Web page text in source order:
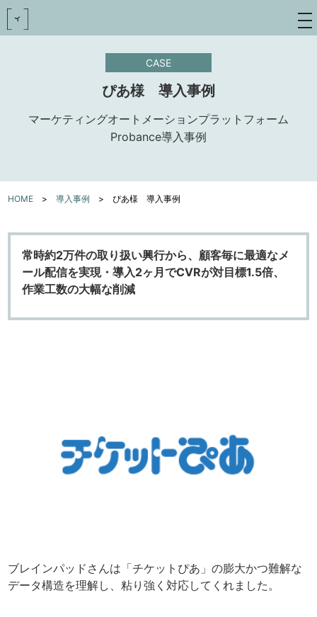
toggle
CASE
ぴあ様 導入事例
マーケティングオートメーションプラットフォーム
Probance導入事例
HOME >導入事例 >ぴあ様 導入事例
常時約2万件の取り扱い興行から、顧客毎に最適なメ
ール配信を実現・導入2ヶ月でCVRが対目標1.5倍、
作業工数の大幅な削減
ブレインパッドさんは「チケットぴあ」の膨大かつ難解な
データ構造を理解し、粘り強く対応してくれました。